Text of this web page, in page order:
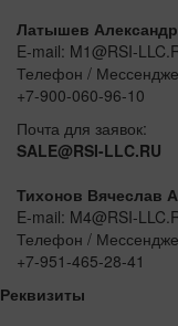
Латышев
E-mail: M1@RSI-
Телефон /
+7-900-060-96-10
Почта для заявок:
SALE@RSI-LLC.RU
Тихонов Вячеслав
E-mail: M4@RSI-
Телефон /
+7-951-465-28-41
Реквизиты